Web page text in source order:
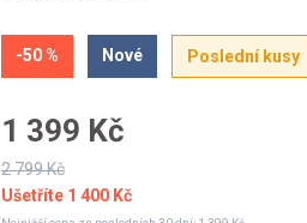
-50 % Nové Poslední kusy
1 399 Kč
2 799 Kč
Ušetříte 1 400 Kč